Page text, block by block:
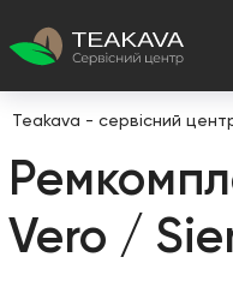
Teakava - сервісний
Vero /